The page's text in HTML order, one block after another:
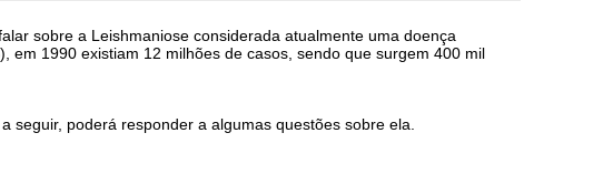
sobre a Leishmaniose considerada atualmente uma doença
1990 existiam 12 milhões de casos, sendo que surgem 400 mil
poderá responder a algumas questões sobre ela.